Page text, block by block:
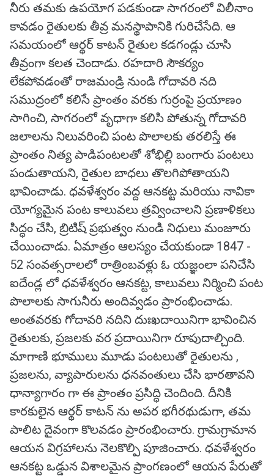
నీరు తమకు ఉపయోగ పడకుండా సాగరంలో విలీనాం
కావడం రైతులకు తీవ్ర మనస్థాపానికి గురిచేసేది. ఆ
సమయంలో ఆర్థర్ కాటన్ రైతుల కడగండ్లు చూసి
తీవ్రంగా కలత చెందాడు. రహదారి సౌకర్యం
లేకపోవడంతో రాజమండ్రి నుండి గోదావరి నది
సముద్రంలో కలిసే ప్రాంతం వరకు గుర్రంపై ప్రయాణం
సాగించి, సాగరంలో వృధాగా కలిసి పోతున్న గోదావరి
జలాలను నిలువరించి పంట పొలాలకు తరలిస్తే ఈ
ప్రాంతం నిత్య పాడిపంటలతో శోభిల్లి బంగారు పంటలు
పండుతాయని, రైతుల బాధలు తొలగిపోతాయని
భావించాడు. ధవళేశ్వరం వద్ద ఆనకట్ట మరియు నావికా
యోగ్యమైన పంట కాలువలు త్రవ్వించాలని ప్రణాళికలు
సిద్ధం చేసి, బ్రిటిష్ ప్రభుత్వం నుండి నిధులు మంజూరు
చేయించాడు. ఏమాత్రం ఆలస్యం చేయకుండా 1847 -
52 సంవత్సరాలలో రాత్రింబవళ్లు ఓ యజ్ఞంలా పనిచేసి
ఐదేండ్ల లో ధవళేశ్వరం ఆనకట్ట, కాలువలు నిర్మించి పంట
పొలాలకు సాగునీరు అందివ్వడం ప్రారంభించాడు.
అంతవరకు గోదావరి నదిని దుఃఖదాయినిగా భావించిన
రైతులకు, ప్రజలకు వర ప్రదాయినిగా రూపుదాల్చింది.
మాగాణి భూములు మూడు పంటలుతో రైతులను ,
ప్రజలను, వ్యాపారులను ధనవంతులు చేసి భారతావని
ధాన్యాగారం గా ఈ ప్రాంతం ప్రసిద్ధి చెందింది. దీనికి
కారకులైన ఆర్థర్ కాటన్ ను అపర భగీరథుడుగా, తమ
పాలిట దైవంగా కొలవడం ప్రారంభించారు. గ్రామగ్రామాన
ఆయన విగ్రహాలను నెలకొల్పి పూజించారు. ధవళేశ్వరం
ఆనకట్ట ఒడ్డున విశాలమైన ప్రాంగణంలో ఆయన పేరుతో